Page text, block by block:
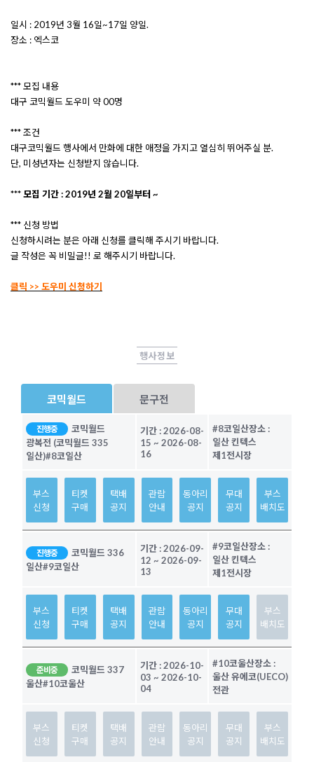
일시 : 2019년 3월 16일~17일 양일.
장소 : 엑스코
*** 모집 내용
대구 코믹월드 도우미 약 00명
*** 조건
대구코믹월드 행사에서 만화에 대한 애정을 가지고 열심히 뛰어주실 분.
단, 미성년자는 신청받지 않습니다.
*** 모집 기간 : 2019년 2월 20일부터 ~
*** 신청 방법
신청하시려는 분은 아래 신청를 클릭해 주시기 바랍니다.
글 작성은 꼭 비밀글!! 로 해주시기 바랍니다.
클릭 >> 도우미 신청하기
행사정보
코믹월드 문구전
진행중
코믹월드
광복전 (코믹월드 335
일산)#8코일산
기간 :2026-08-
15 ~ 2026-08-
16
#8코일산장소 :
일산 킨텍스
제1전시장
부스
신청
티켓
구매
택배
공지
관람
안내
동아리
공지
무대
공지
부스
배치도
진행중
코믹월드 336
일산#9코일산
기간 :2026-09-
12 ~ 2026-09-
13
#9코일산장소 :
일산 킨텍스
제1전시장
부스
신청
티켓
구매
택배
공지
관람
안내
동아리
공지
무대
공지
부스
배치도
준비중
코믹월드 337
울산#10코울산
기간 :2026-10-
03 ~ 2026-10-
04
#10코울산장소 :
울산 유에코(UECO)
전관
부스
신청
티켓
구매
택배
공지
관람
안내
동아리
공지
무대
공지
부스
배치도